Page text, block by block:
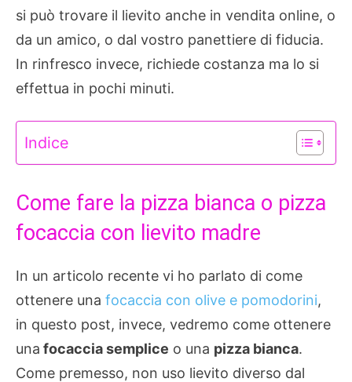
si può trovare il lievito anche in vendita online, o
da un amico, o dal vostro panettiere di fiducia.
In rinfresco invece, richiede costanza ma lo si
effettua in pochi minuti.
Indice
Come fare la pizza bianca o pizza
focaccia con lievito madre
In un articolo recente vi ho parlato di come
ottenere una focaccia con olive e pomodorini,
in questo post, invece, vedremo come ottenere
una focaccia semplice o una pizza bianca.
Come premesso, non uso lievito diverso dal